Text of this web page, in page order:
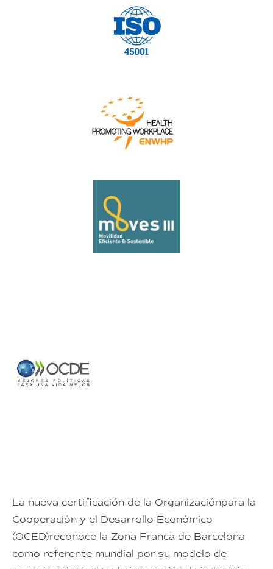
La nueva certificación de la Organizaciónpara la
Cooperación y el Desarrollo Económico
(OCED)reconoce la Zona Franca de Barcelona
como referente mundial por su modelo de